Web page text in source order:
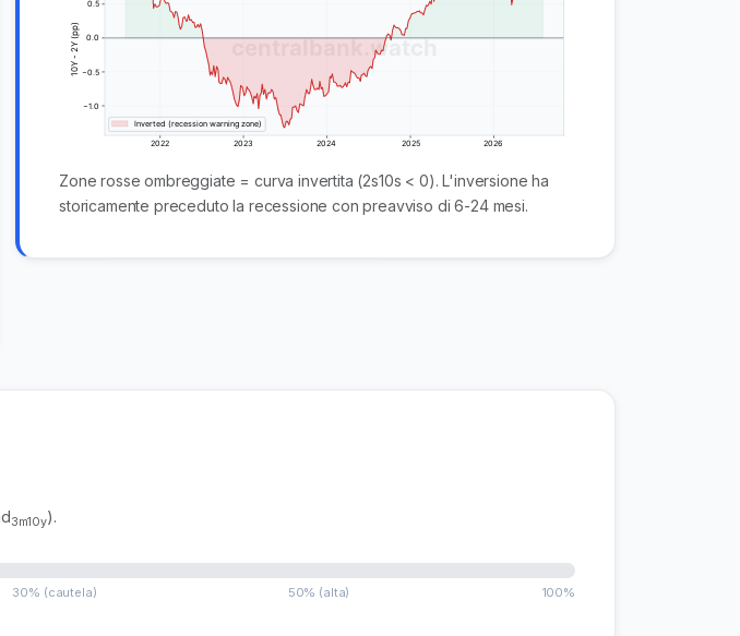
Zone rosse ombreggiate = curva invertita (2s10s < 0). L'inversione ha
storicamente preceduto la recessione con preavviso di 6-24 mesi.
3m10y).
30% (cautela) 50% (alta) 100%